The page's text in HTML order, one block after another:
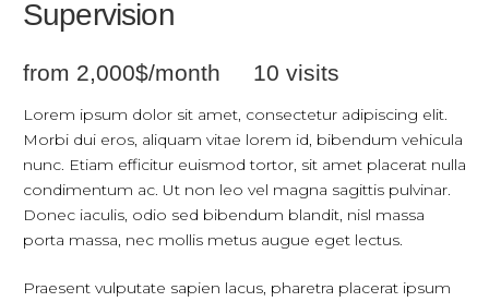
Supervision
from 2,000$/month 10 visits
Lorem ipsum dolor sit amet, consectetur adipiscing elit.
Morbi dui eros, aliquam vitae lorem id, bibendum vehicula
nunc. Etiam efficitur euismod tortor, sit amet placerat nulla
condimentum ac. Ut non leo vel magna sagittis pulvinar.
Donec iaculis, odio sed bibendum blandit, nisl massa
porta massa, nec mollis metus augue eget lectus.
Praesent vulputate sapien lacus, pharetra placerat ipsum